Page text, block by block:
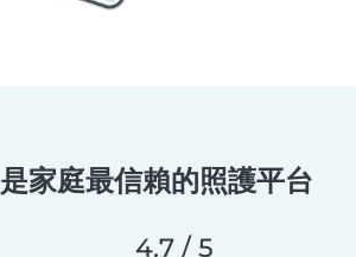
家庭最信賴的照護平台
4.7 / 5